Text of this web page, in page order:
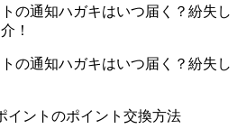
の通知ハガキはいつ届く？紛失し
！
の通知ハガキはいつ届く？紛失し
イントのポイント交換方法